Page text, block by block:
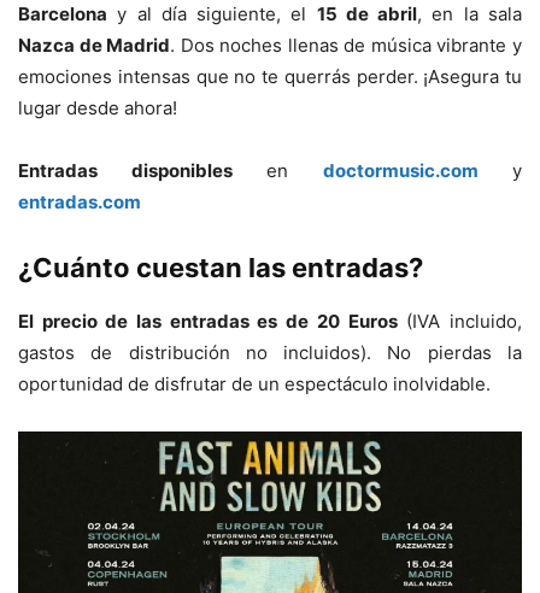
Barcelona y al día siguiente, el 15 de abril, en la sala
Nazca de Madrid. Dos noches llenas de música vibrante y
emociones intensas que no te querrás perder. ¡Asegura tu
lugar desde ahora!
Entradas disponiblesen doctormusic.com y
entradas.com
¿Cuánto cuestan las entradas?
El precio de las entradas es de 20 Euros(IVA incluido,
gastos de distribución no incluidos). No pierdas la
oportunidad de disfrutar de un espectáculo inolvidable.